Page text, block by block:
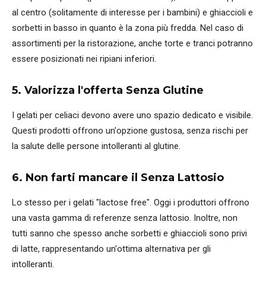
al centro (solitamente di interesse per i bambini) e ghiaccioli e
sorbetti in basso in quanto è la zona più fredda. Nel caso di
assortimenti per la ristorazione, anche torte e tranci potranno
essere posizionati nei ripiani inferiori.
5. Valorizza l'offerta Senza Glutine
I gelati per celiaci devono avere uno spazio dedicato e visibile.
Questi prodotti offrono un'opzione gustosa, senza rischi per
la salute delle persone intolleranti al glutine.
6. Non farti mancare il Senza Lattosio
Lo stesso per i gelati "lactose free". Oggi i produttori offrono
una vasta gamma di referenze senza lattosio. Inoltre, non
tutti sanno che spesso anche sorbetti e ghiaccioli sono privi
di latte, rappresentando un'ottima alternativa per gli
intolleranti.